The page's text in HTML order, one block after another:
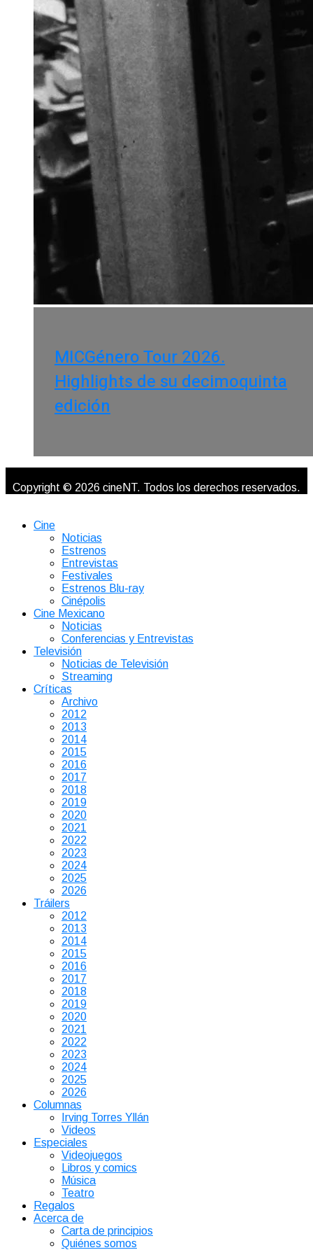
MICGénero Tour 2026.
Highlights de su decimoquinta
edición
Copyright © 2026 cineNT. Todos los derechos reservados.
Cine
Noticias
Estrenos
Entrevistas
Festivales
Estrenos Blu-ray
Cinépolis
Cine Mexicano
Noticias
Conferencias y Entrevistas
Televisión
Noticias de Televisión
Streaming
Críticas
Archivo
2012
2013
2014
2015
2016
2017
2018
2019
2020
2021
2022
2023
2024
2025
2026
Tráilers
2012
2013
2014
2015
2016
2017
2018
2019
2020
2021
2022
2023
2024
2025
2026
Columnas
Irving Torres Yllán
Videos
Especiales
Videojuegos
Libros y comics
Música
Teatro
Regalos
Acerca de
Carta de principios
Quiénes somos